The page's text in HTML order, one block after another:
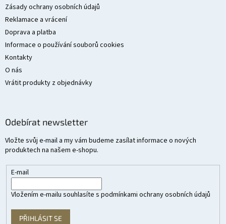
Zásady ochrany osobních údajů
Reklamace a vrácení
Doprava a platba
Informace o používání souborů cookies
Kontakty
O nás
Vrátit produkty z objednávky
Odebírat newsletter
Vložte svůj e-mail a my vám budeme zasílat informace o nových
produktech na našem e-shopu.
E-mail
Vložením e-mailu souhlasíte s podmínkami ochrany osobních údajů
PŘIHLÁSIT SE